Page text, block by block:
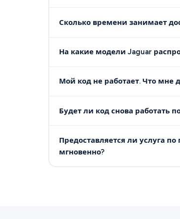
Сколько времени занимает
На какие модели Jaguar
Мой код не работает. Что мне
Будет ли код снова работать
Предоставляется ли услуга
мгновенно?